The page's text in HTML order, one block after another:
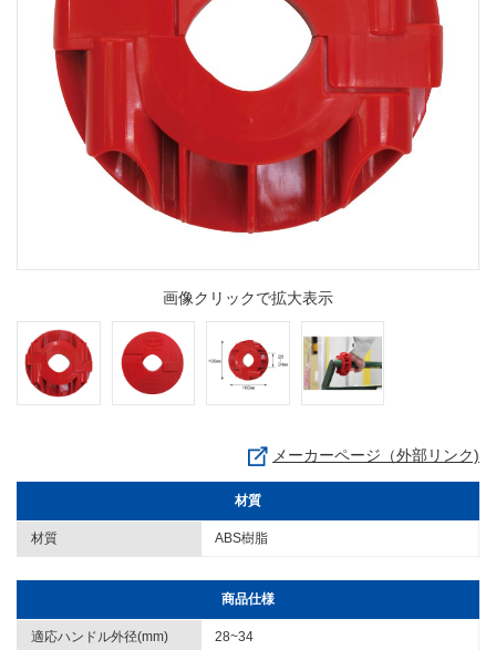
画像クリックで拡大表示
メーカーページ（外部リンク)
材質
材質 ABS樹脂
商品仕様
適応ハンドル外径(mm) 28~34